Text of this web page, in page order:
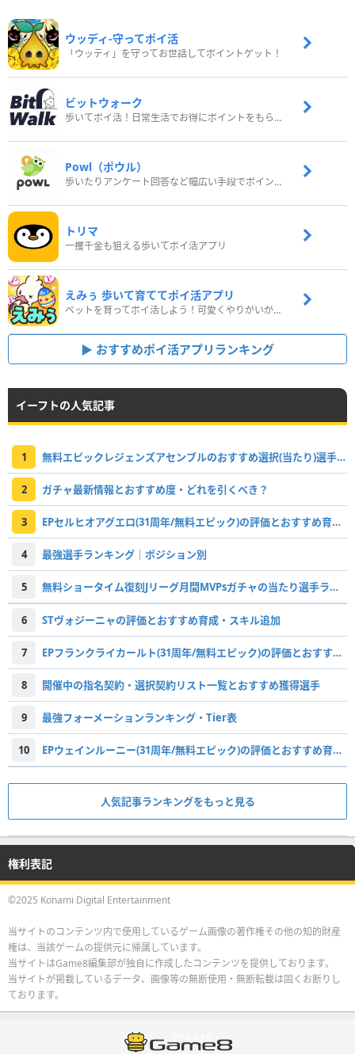
ウッディ‐守ってポイ活
「ウッディ」を守ってお世話してポイントゲット！
ビットウォーク
歩いてポイ活！日常生活でお得にポイントをもらおう
Powl（ポウル）
歩いたりアンケート回答など幅広い手段でポイントをゲット
トリマ
一攫千金も狙える歩いてポイ活アプリ
えみぅ 歩いて育ててポイ活アプリ
ペットを育ってポイ活しよう！可愛くやりがいがある新感覚アプリ
おすすめポイ活アプリランキング
イーフトの人気記事
1 無料エピックレジェンズアセンブルのおすすめ選択(当たり)選手ランキングと引き方
2 ガチャ最新情報とおすすめ度・どれを引くべき？
3 EPセルヒオアグエロ(31周年/無料エピック)の評価とおすすめ育成・スキル追加
4 最強選手ランキング｜ポジション別
5 無料ショータイム復刻Jリーグ月間MVPsガチャの当たり選手ランキング
6 STヴォジーニャの評価とおすすめ育成・スキル追加
7 EPフランクライカールト(31周年/無料エピック)の評価とおすすめ育成・スキル追加
8 開催中の指名契約・選択契約リスト一覧とおすすめ獲得選手
9 最強フォーメーションランキング・Tier表
10 EPウェインルーニー(31周年/無料エピック)の評価とおすすめ育成・スキル追加
人気記事ランキングをもっと見る
権利表記
©2025 Konami Digital Entertainment
当サイトのコンテンツ内で使用しているゲーム画像の著作権その他の知的財産
権は、当該ゲームの提供元に帰属しています。
当サイトはGame8編集部が独自に作成したコンテンツを提供しております。
当サイトが掲載しているデータ、画像等の無断使用・無断転載は固くお断りし
ております。